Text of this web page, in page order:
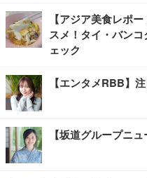
【アジア美食レポ
スメ！タイ・バン
ェック
【エンタメRBB】
【坂道グループニ